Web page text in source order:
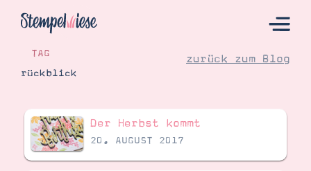
Hier Starten
Katalog
Bestellen
TAG
rückblick
zurück zum Blog
Der Herbst kommt
20. AUGUST 2017